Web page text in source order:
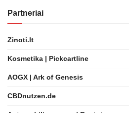
Partneriai
Zinoti.lt
Kosmetika | Pickcartline
AOGX | Ark of Genesis
CBDnutzen.de